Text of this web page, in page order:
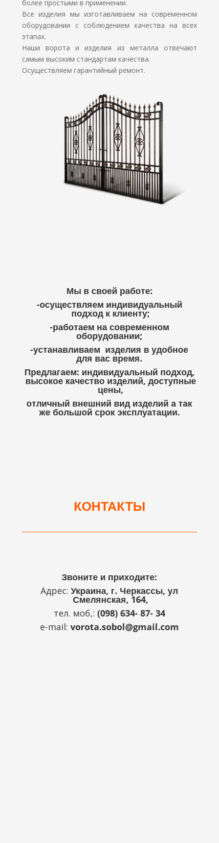
более простыми в применении.
Все изделия мы изготавливаем на современном
оборудовании с соблюдением качества на всех
этапах.
Наши ворота и изделия из металла отвечают
самым высоким стандартам качества.
Осуществляем гарантийный ремонт.
Мы в своей работе:
-осуществляем индивидуальный
подход к клиенту;
-работаем на современном
оборудовании;
-устанавливаем изделия в удобное
для вас время.
Предлагаем: индивидуальный подход,
высокое качество изделий, доступные
цены,
отличный внешний вид изделий а так
же большой срок эксплуатации.
КОНТАКТЫ
Звоните и приходите:
Адрес: Украина, г. Черкассы, ул
Смелянская, 164,
тел. моб,: (098) 634- 87- 34
e-mail: vorota.sobol@gmail.com